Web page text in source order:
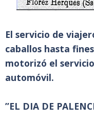
El servicio de
caballos hasta
motorizó el
automóvil.
”EL DIA DE